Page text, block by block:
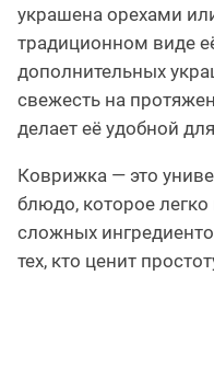
украшена орехами
традиционном виде
дополнительных
свежесть на
делает её удобной
Коврижка — это
блюдо, которое легко
сложных
тех, кто ценит